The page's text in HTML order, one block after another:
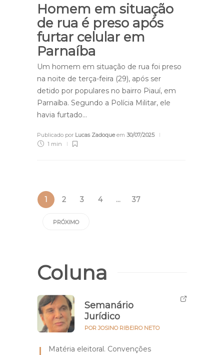
Homem em situação
de rua é preso após
furtar celular em
Parnaíba
Um homem em situação de rua foi preso
na noite de terça-feira (29), após ser
detido por populares no bairro Piauí, em
Parnaíba. Segundo a Polícia Militar, ele
havia furtado…
Publicado por Lucas Zadoqueem 30/07/2025
1 min
1 2 3 4 … 37
PRÓXIMO
Coluna
Semanário
Jurídico
POR JOSINO RIBEIRO NETO
Matéria eleitoral. Convenções